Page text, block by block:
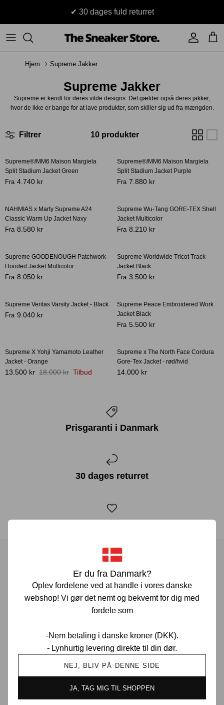
✔ 30 dages fuld returret
Sneakers
Adidas
Yeezy
Jordans
Andre brands
Stüssy
Supreme
BAPE - A Bathing Ape
Accessories
Accessories Sneaker boks
Crease protectors Skotræ
Er du fra Danmark?
Oplev fordelene ved at handle i vores danske
webshop! Vi gør det nemt og bekvemt for dig med
fordele som
-Nem betaling i danske kroner (DKK).
- Lynhurtig levering direkte til din dør.
NEJ, BLIV PÅ DENNE SIDE
JA, TAG MIG TIL SHOPPEN
Hjem Supreme Jakker
Supreme Jakker
Supreme er kendt for deres vilde designs. Det gælder også deres jakker,
hvor de ikke er bange for at lave produkter, som skiller sig ud fra mængden.
Filtrer 10 produkter
Supreme®/MM6 Maison Margiela
Split Stadium Jacket Green
Fra 4.740 kr
Supreme®/MM6 Maison Margiela
Split Stadium Jacket Purple
Fra 7.880 kr
NAHMIAS x Marty Supreme A24
Classic Warm Up Jacket Navy
Fra 8.580 kr
Supreme Wu-Tang GORE-TEX Shell
Jacket Multicolor
Fra 8.210 kr
Supreme GOODENOUGH Patchwork
Hooded Jacket Multicolor
Fra 8.050 kr
Supreme Worldwide Tricot Track
Jacket Black
Fra 3.500 kr
Supreme Veritas Varsity Jacket - Black
Fra 9.040 kr
Supreme Peace Embroidered Work
Jacket Black
Fra 5.500 kr
-25%
Supreme X Yohji Yamamoto Leather
Jacket - Orange
13.500 kr 18.000 kr Tilbud
Supreme x The North Face Cordura
Gore-Tex Jacket - rød/hvid
14.000 kr
Prisgaranti i Danmark
30 dages returret
Nyheder
Bestsellers
- SUMMER SALE -
Streetwear